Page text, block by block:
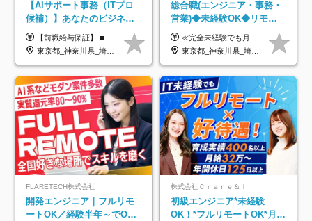
【AIサポート事務（ITプロ
候補）】あなたのビジネス
経験をAI業界で活かす◆IT
未経験OK◆目指せるコンサ
ル
【前職給与保証】 ■未経験者： 月給30万円～35万円 ■ローキャリア（経験目安1年程度）： 月給35万円～40万円 ■経験者（経験目安3年以上）： 月給40万円～60万円 ■即戦力（経験目安5年以上）： 月給45万円～80万円 ※上記金額には固定残業代30時間分 【未経験者5万5000円～7万3000円、 ローキャリア6万4000円～7万3000円、 経験者5万8000円～10万9000円、 即戦力8万2000円～14万5000円】を含みます。 ※30時間を超える場合は追加で全額支給します。 ※経験・能力・前職給与などを総合的に評価したうえでご納得いただけるよう個別決定。 未経験者の場合、前職給与とポテンシャルを査定のうえ決定いたします。 ※日本国内でのIT業界経験、または同等の実務経験と能力に応じて決定します。 ※前職給与は日本円かつ、日本国内での実績に基づき評価します。 【納得の評価システム】 ★クォーター毎に査定する評価制度導入！ 明確な評価基準で翌年度年収を上げましょう！ ★評価対象期間に在籍中のほとんどの社員が昇給し 年収アップを実現しています！ ★様々なインセンティブ制度を用意し多角的に正当評価しています！ ※試用期間6カ月（期間中の待遇等に差異なし）
東京都_神奈川県_埼玉県_千葉県
総合職(エンジニア・事務・
営業)◆未経験OK◆リモー
トあり◆残業月3h◆服装髪
型自由
≪完全未経験でも月給40万円以上も可能です！≫ -------------- 【1】ITエンジニア 月給26万円～50万円＋プロジェクト手当＋資格手当 【2】IT事務、営業事務 月給26万円～50万円＋プロジェクト手当＋資格手当 ≪【1】【2】共通≫ ★上記給与には固定残業代20時間分(月3万719円～)を含みます。残業が超過した場合は、追加支給します(残業は月平均3時間とほぼ発生しません。残業がなくても、固定残業代は支給されます) ★試用期間6ヵ月あり（期間中は月給23万1000円～。固定残業代20時間分3万719円～を含む／超過分は別途支給） -------------- 【3】SES営業、SaaS営業 月給30万円以上＋インセンティブ＋各種手当 ★上記給与には固定残業代45時間分(月7万6967円～)を含みます。残業が超過した場合は、追加支給します(残業は月平均3時間とほぼ発生しません。残業がなくても、固定残業代は支給されます) ★試用期間6ヵ月あり(期間中も給与や福利厚生は同じです)
東京都_神奈川県_埼玉県_千葉県_大阪府_愛知県_北海道_青森県_岩手県_宮城県_秋田県_山形県_福島県_茨城県_栃木県_群馬県_新潟県_山梨県_長野県_富山県_石川県_福井県_静岡県_岐阜県_三重県_兵庫県_京都府_滋賀県_奈良県_和歌山県_広島県_岡山県_鳥取県_島根県_山口県_徳島県_香川県_愛媛県_高知県_福岡県_熊本県_佐賀県_長崎県_大分県_宮崎県_鹿児島県_沖縄県
FLARETECH株式会社
開発エンジニア｜フルリモ
ートOK／経験半年～でOK
株式会社Ｃｒａｎｅ＆Ｉ
初級エンジニア*未経験
OK！*フルリモートOK*月給